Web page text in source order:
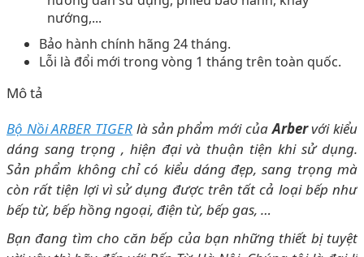
nướng,...
Bảo hành chính hãng 24 tháng.
Lỗi là đổi mới trong vòng 1 tháng trên toàn quốc.
Mô tả
Bộ Nồi ARBER TIGER là sản phẩm mới củaArbervới kiểu
dáng sang trọng , hiện đại và thuận tiện khi sử dụng.
Sản phẩm không chỉ có kiểu dáng đẹp, sang trọng mà
còn rất tiện lợi vì sử dụng được trên tất cả loại bếp như
bếp từ, bếp hồng ngoại, điện từ, bếp gas, …
Bạn đang tìm cho căn bếp của bạn những thiết bị tuyệt